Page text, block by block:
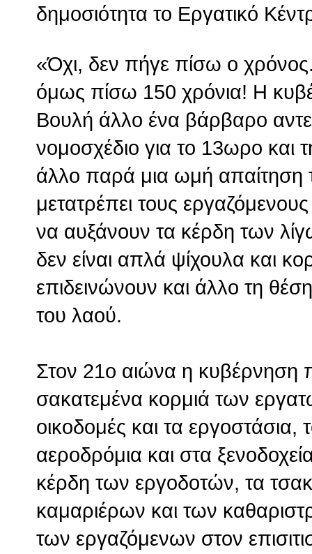
δημοσιότητα το Εργατικό
«Όχι, δεν πήγε πίσω ο
όμως πίσω 150 χρόνια! Η
Βουλή άλλο ένα βάρβαρο
νομοσχέδιο για το 13ωρο και
άλλο παρά μια ωμή απαίτηση
μετατρέπει τους
να αυξάνουν τα κέρδη των
δεν είναι απλά ψίχουλα και
επιδεινώνουν και άλλο τη
του λαού.
Στον 21ο αιώνα η κυβέρνηση
σακατεμένα κορμιά των
οικοδομές και τα εργοστάσια,
αεροδρόμια και στα
κέρδη των εργοδοτών, τα
καμαριέρων και των
των εργαζόμενων στον